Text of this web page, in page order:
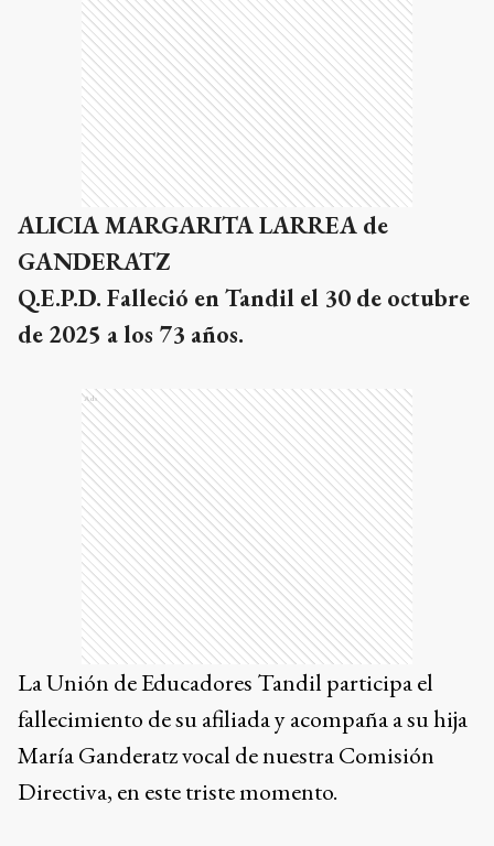
ALICIA MARGARITA LARREA de
GANDERATZ
Q.E.P.D. Falleció en Tandil el 30 de octubre
de 2025 a los 73 años.
Ads
La Unión de Educadores Tandil participa el
fallecimiento de su afiliada y acompaña a su hija
María Ganderatz vocal de nuestra Comisión
Directiva, en este triste momento.